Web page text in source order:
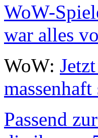
WoW-
war alles
WoW:
Passend